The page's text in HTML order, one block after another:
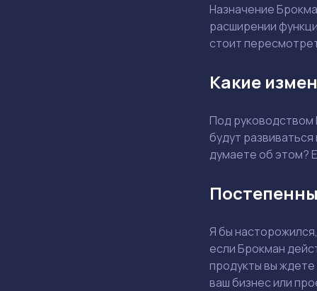
Назначение
расширении
стоит
Какие
Под руководством
будут
думаете об этом?
Я бы
если Брокман
продукты вы ждете
ваш бизнес или